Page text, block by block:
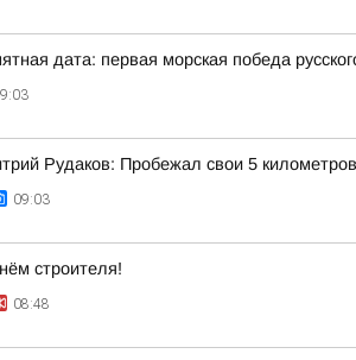
дата: первая морская победа
Рудаков: Пробежал свои 5
09:03
строителя!
08:48